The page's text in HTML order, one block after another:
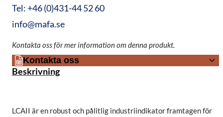
Tel: +46 (0)431-44 52 60
info@mafa.se
Kontakta oss för mer information om denna produkt.
Kontakta oss
Beskrivning
LCAII är en robust och pålitlig industriindikator framtagen för